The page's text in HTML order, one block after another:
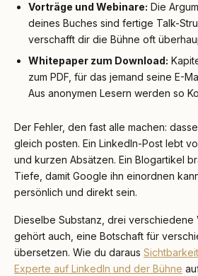
Vorträge und Webinare: Die
deines Buches sind fertige Talk-
verschafft dir die Bühne oft
Whitepaper zum Download:
zum PDF, für das jemand seine E-
Aus anonymen Lesern werden so
Der Fehler, den fast alle machen:
gleich posten. Ein LinkedIn-Post lebt
und kurzen Absätzen. Ein Blogartikel
Tiefe, damit Google ihn einordnen
persönlich und direkt sein.
Dieselbe Substanz, drei verschiedene
gehört auch, eine Botschaft für
übersetzen. Wie du daraus
Experte auf LinkedIn und der Bühne